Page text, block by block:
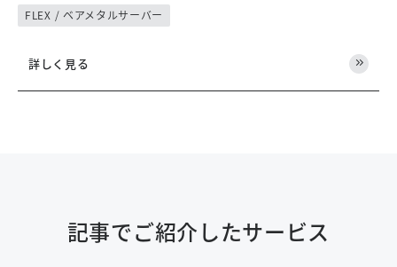
FLEX / ベアメタルサーバー
詳しく見る
記事でご紹介したサービス